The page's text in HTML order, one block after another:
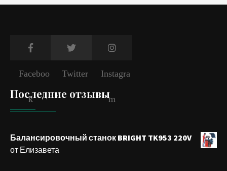
Faceboo
k
Twitter Instagra
m
Последние отзывы
Балансировочный станок BRIGHT TK953 220V
от Елизавета